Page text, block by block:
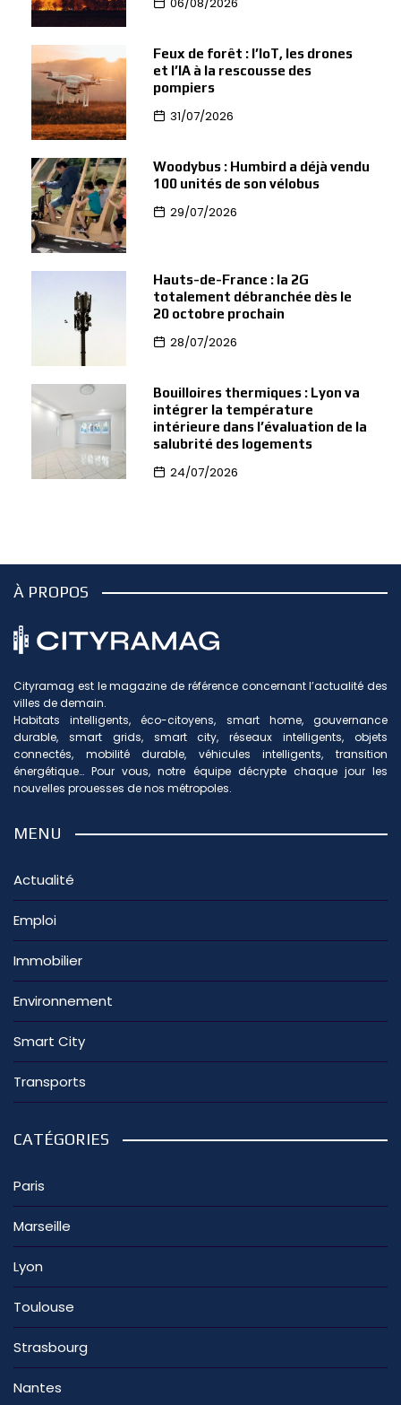
Feux de forêt : l’IoT, les drones
et l’IA à la rescousse des
pompiers
31/07/2026
Woodybus : Humbird a déjà vendu
100 unités de son vélobus
29/07/2026
Hauts-de-France : la 2G
totalement débranchée dès le
20 octobre prochain
28/07/2026
Bouilloires thermiques : Lyon va
intégrer la température
intérieure dans l’évaluation de la
salubrité des logements
24/07/2026
À PROPOS
Cityramag est le magazine de référence concernant l’actualité des
villes de demain.
Habitats intelligents, éco-citoyens, smart home, gouvernance
durable, smart grids, smart city, réseaux intelligents, objets
connectés, mobilité durable, véhicules intelligents, transition
énergétique… Pour vous, notre équipe décrypte chaque jour les
nouvelles prouesses de nos métropoles.
MENU
Actualité
Emploi
Immobilier
Environnement
Smart City
Transports
CATÉGORIES
Paris
Marseille
Lyon
Toulouse
Strasbourg
Nantes